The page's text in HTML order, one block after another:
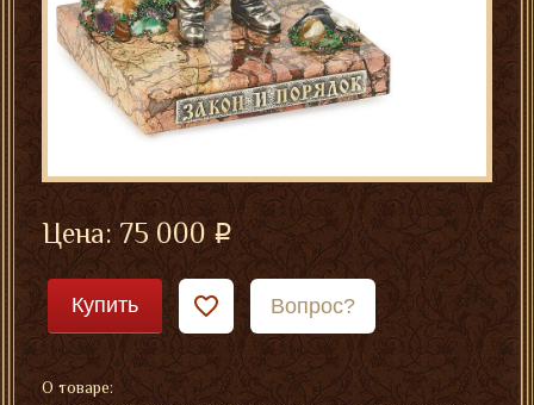
Цена:75 000
Купить Вопрос?
О товаре: